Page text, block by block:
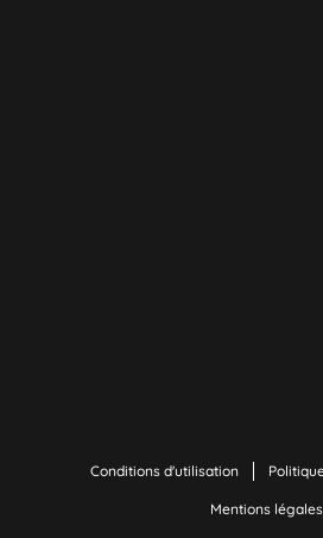
Conditions d'utilisation
Mentions légales